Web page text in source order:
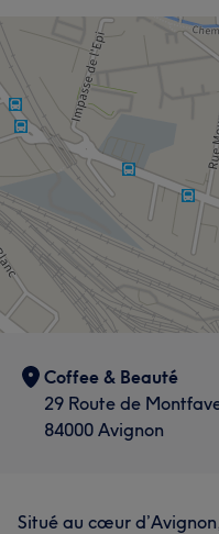
Coffee & Beauté
29 Route de
84000 Avignon
Situé au cœur